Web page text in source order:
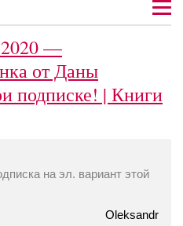
2020 —
от Даны
подписке! | Книги
на эл. вариант этой
Oleksandr